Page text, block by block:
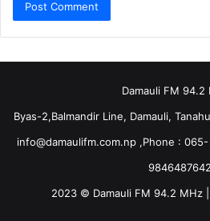
Damauli FM 94.2
Byas-2,Balmandir Line, Damauli,
info@damaulifm.com.np,Phone : 065-
9846487642
2023 © Damauli FM 94.2 MHz